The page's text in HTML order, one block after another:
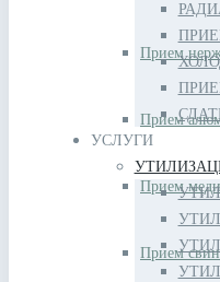
Прием
Прием
Прием меди
Прием
УСЛУГИ